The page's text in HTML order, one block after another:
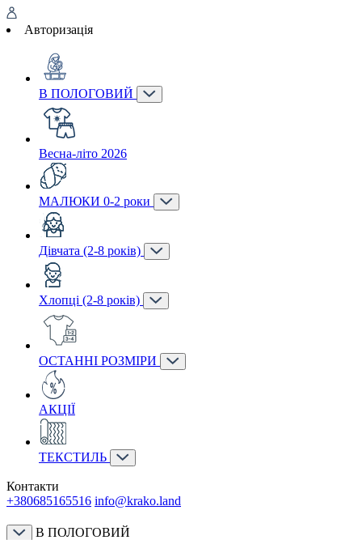
Авторизація
В ПОЛОГОВИЙ
Весна-літо 2026
МАЛЮКИ 0-2 роки
Дівчата (2-8 років)
Хлопці (2-8 років)
ОСТАННІ РОЗМІРИ
АКЦІЇ
ТЕКСТИЛЬ
Контакти
+380685165516 info@krako.land
В ПОЛОГОВИЙ